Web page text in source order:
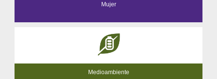
Mujer
Medioambiente